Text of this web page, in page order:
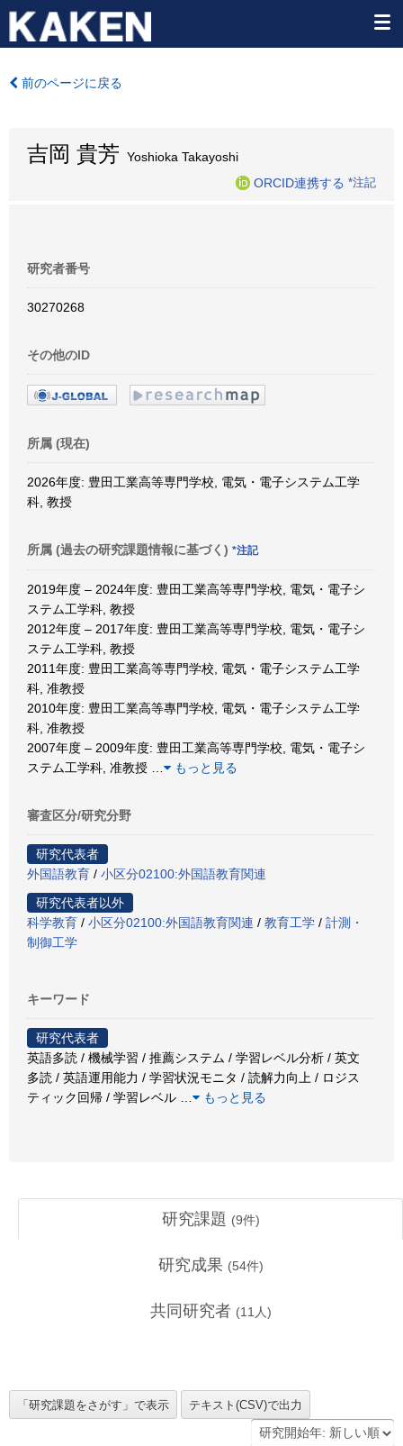
前のページに戻る
吉岡 貴芳 Yoshioka Takayoshi
ORCID連携する *注記
研究者番号
30270268
その他のID
所属 (現在)
2026年度: 豊田工業高等専門学校, 電気・電子システム工学
科, 教授
所属 (過去の研究課題情報に基づく) *注記
2019年度 – 2024年度: 豊田工業高等専門学校, 電気・電子シ
ステム工学科, 教授
2012年度 – 2017年度: 豊田工業高等専門学校, 電気・電子シ
ステム工学科, 教授
2011年度: 豊田工業高等専門学校, 電気・電子システム工学
科, 准教授
2010年度: 豊田工業高等專門学校, 電気・電子システム工学
科, 准教授
2007年度 – 2009年度: 豊田工業高等専門学校, 電気・電子シ
ステム工学科, 准教授
もっと見る
審査区分/研究分野
研究代表者
外国語教育 / 小区分02100:外国語教育関連
研究代表者以外
科学教育 / 小区分02100:外国語教育関連 / 教育工学 / 計測・
制御工学
キーワード
研究代表者
英語多読 / 機械学習 / 推薦システム / 学習レベル分析 / 英文
多読 / 英語運用能力 / 学習状況モニタ / 読解力向上 / ロジス
ティック回帰 / 学習レベル
もっと見る
研究課題 (9件)
研究成果 (54件)
共同研究者 (11 人)